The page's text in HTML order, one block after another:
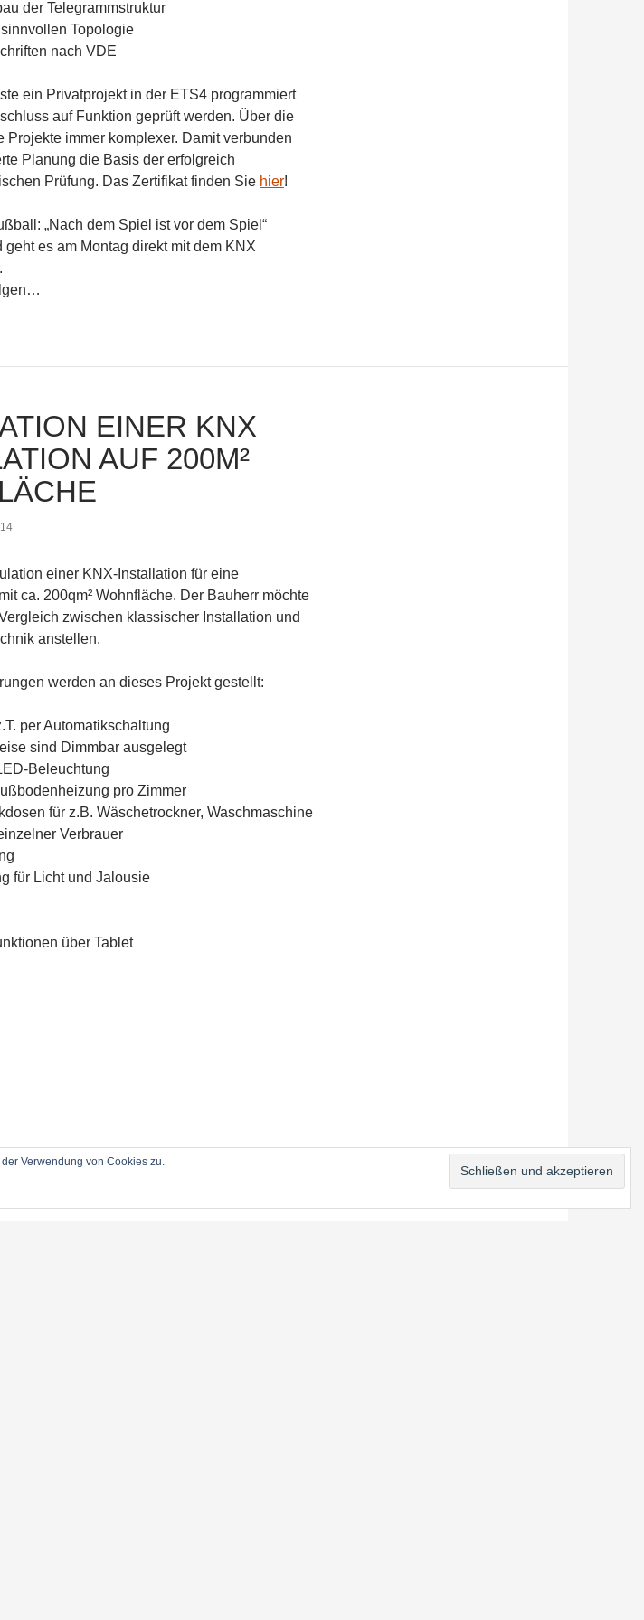
der Telegrammstruktur
Topologie
nach VDE
ein Privatprojekt in der ETS4 programmiert
auf Funktion geprüft werden. Über die
Projekte immer komplexer. Damit verbunden
Planung die Basis der erfolgreich
Prüfung. Das Zertifikat finden Sie hier!
„Nach dem Spiel ist vor dem Spiel“
geht es am Montag direkt mit dem KNX
EINER KNX
AUF 200M²
einer KNX-Installation für eine
ca. 200qm² Wohnfläche. Der Bauherr möchte
zwischen klassischer Installation und
anstellen.
werden an dieses Projekt gestellt:
per Automatikschaltung
sind Dimmbar ausgelegt
Beleuchtung
pro Zimmer
für z.B. Wäschetrockner, Waschmaschine
Verbrauer
für Licht und Jalousie
über Tablet
Verwendung von Cookies zu.